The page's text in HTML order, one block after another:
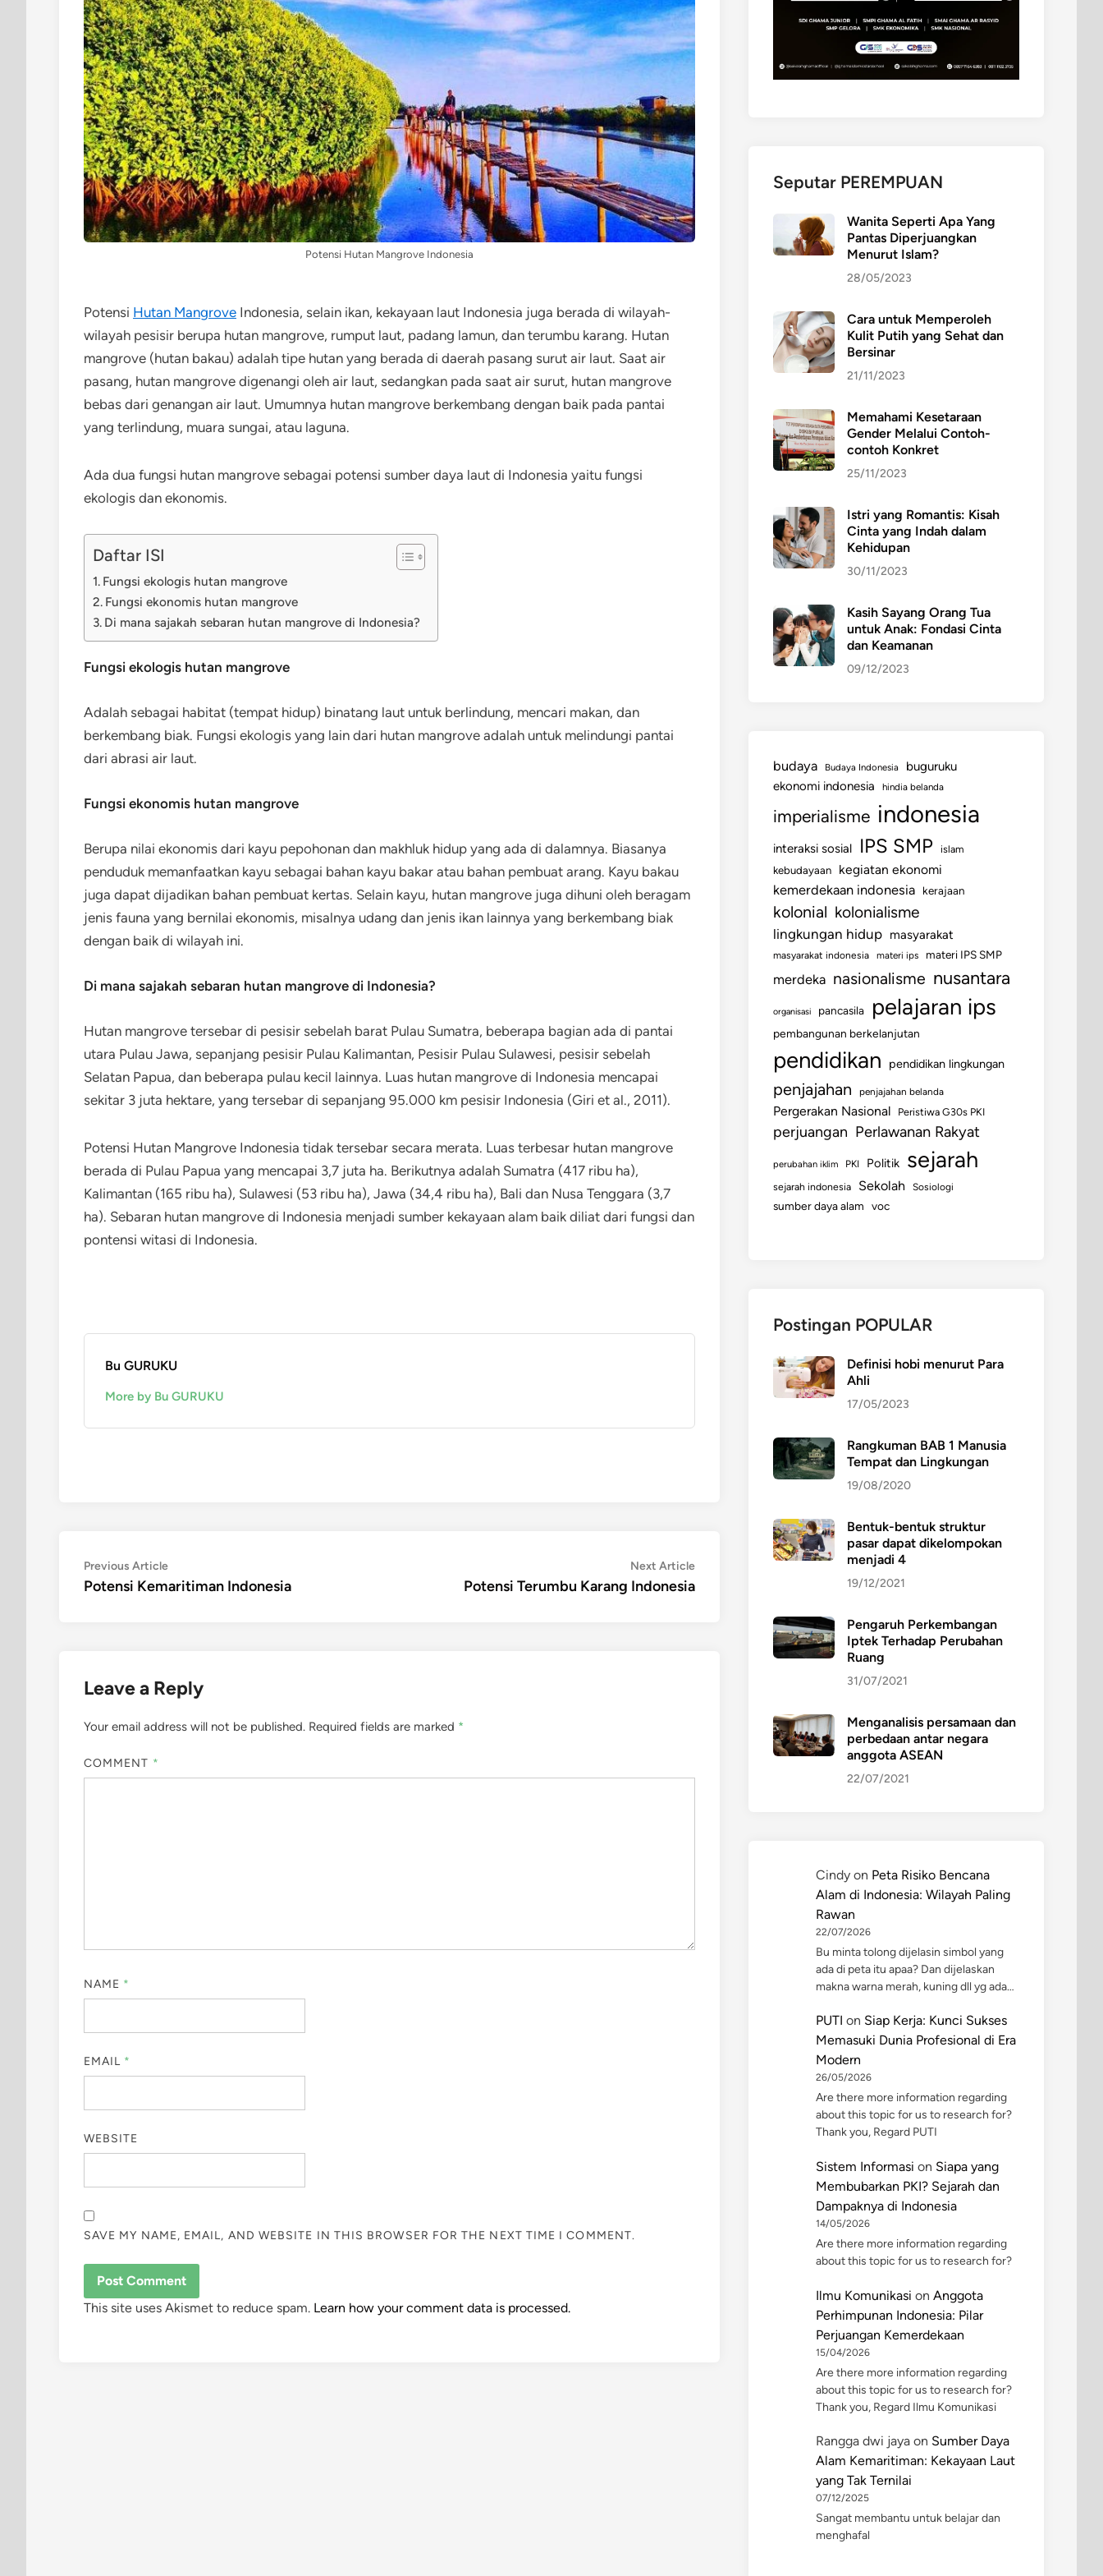
Potensi Hutan Mangrove Indonesia
Potensi Hutan Mangrove Indonesia, selain ikan, kekayaan laut Indonesia juga berada di wilayah-
wilayah pesisir berupa hutan mangrove, rumput laut, padang lamun, dan terumbu karang. Hutan
mangrove (hutan bakau) adalah tipe hutan yang berada di daerah pasang surut air laut. Saat air
pasang, hutan mangrove digenangi oleh air laut, sedangkan pada saat air surut, hutan mangrove
bebas dari genangan air laut. Umumnya hutan mangrove berkembang dengan baik pada pantai
yang terlindung, muara sungai, atau laguna.
Ada dua fungsi hutan mangrove sebagai potensi sumber daya laut di Indonesia yaitu fungsi
ekologis dan ekonomis.
Daftar ISI
Fungsi ekologis hutan mangrove
Fungsi ekonomis hutan mangrove
Di mana sajakah sebaran hutan mangrove di Indonesia?
Fungsi ekologis hutan mangrove
Adalah sebagai habitat (tempat hidup) binatang laut untuk berlindung, mencari makan, dan
berkembang biak. Fungsi ekologis yang lain dari hutan mangrove adalah untuk melindungi pantai
dari abrasi air laut.
Fungsi ekonomis hutan mangrove
Berupa nilai ekonomis dari kayu pepohonan dan makhluk hidup yang ada di dalamnya. Biasanya
penduduk memanfaatkan kayu sebagai bahan kayu bakar atau bahan pembuat arang. Kayu bakau
juga dapat dijadikan bahan pembuat kertas. Selain kayu, hutan mangrove juga dihuni oleh beragam
jenis fauna yang bernilai ekonomis, misalnya udang dan jenis ikan lainnya yang berkembang biak
dengan baik di wilayah ini.
Di mana sajakah sebaran hutan mangrove di Indonesia?
Hutan mangrove tersebar di pesisir sebelah barat Pulau Sumatra, beberapa bagian ada di pantai
utara Pulau Jawa, sepanjang pesisir Pulau Kalimantan, Pesisir Pulau Sulawesi, pesisir sebelah
Selatan Papua, dan beberapa pulau kecil lainnya. Luas hutan mangrove di Indonesia mencapai
sekitar 3 juta hektare, yang tersebar di sepanjang 95.000 km pesisir Indonesia (Giri et al., 2011).
Potensi Hutan Mangrove Indonesia tidak tersebar secara merata. Luas terbesar hutan mangrove
berada di Pulau Papua yang mencapai 3,7 juta ha. Berikutnya adalah Sumatra (417 ribu ha),
Kalimantan (165 ribu ha), Sulawesi (53 ribu ha), Jawa (34,4 ribu ha), Bali dan Nusa Tenggara (3,7
ha). Sebaran hutan mangrove di Indonesia menjadi sumber kekayaan alam baik diliat dari fungsi dan
pontensi witasi di Indonesia.
Bu GURUKU
More by Bu GURUKU
Post
navigation
Previous ArticlePrevious
article:
Potensi Kemaritiman Indonesia
Next ArticleNext
article:
Potensi Terumbu Karang Indonesia
Leave a Reply
Your email address will not be published. Required fields are marked *
COMMENT *
NAME *
EMAIL *
WEBSITE
SAVE MY NAME, EMAIL, AND WEBSITE IN THIS BROWSER FOR THE NEXT TIME I COMMENT.
This site uses Akismet to reduce spam. Learn how your comment data is processed.
Seputar PEREMPUAN
Wanita Seperti Apa Yang
Pantas Diperjuangkan
Menurut Islam?
28/05/2023
Cara untuk Memperoleh
Kulit Putih yang Sehat dan
Bersinar
21/11/2023
Memahami Kesetaraan
Gender Melalui Contoh-
contoh Konkret
25/11/2023
Istri yang Romantis: Kisah
Cinta yang Indah dalam
Kehidupan
30/11/2023
Kasih Sayang Orang Tua
untuk Anak: Fondasi Cinta
dan Keamanan
09/12/2023
budaya Budaya Indonesia
buguruku
ekonomi indonesia
hindia belanda
imperialisme indonesia
interaksi sosial IPS SMP
islam
kebudayaan
kegiatan ekonomi
kemerdekaan indonesia kerajaan
kolonial kolonialisme
lingkungan hidup masyarakat
masyarakat indonesia materi ips materi IPS SMP
merdeka nasionalisme nusantara
organisasi pancasila pelajaran ips
pembangunan berkelanjutan
pendidikan pendidikan lingkungan
penjajahan penjajahan belanda
Pergerakan Nasional Peristiwa G30s PKI
perjuangan Perlawanan Rakyat
perubahan iklim PKI Politik sejarah
sejarah indonesia Sekolah Sosiologi
sumber daya alam voc
Postingan POPULAR
Definisi hobi menurut Para
Ahli
17/05/2023
Rangkuman BAB 1 Manusia
Tempat dan Lingkungan
19/08/2020
Bentuk-bentuk struktur
pasar dapat dikelompokan
menjadi 4
19/12/2021
Pengaruh Perkembangan
Iptek Terhadap Perubahan
Ruang
31/07/2021
Menganalisis persamaan dan
perbedaan antar negara
anggota ASEAN
22/07/2021
Cindy on Peta Risiko Bencana
Alam di Indonesia: Wilayah Paling
Rawan
22/07/2026
Bu minta tolong dijelasin simbol yang
ada di peta itu apaa? Dan dijelaskan
makna warna merah, kuning dll yg ada…
PUTI on Siap Kerja: Kunci Sukses
Memasuki Dunia Profesional di Era
Modern
26/05/2026
Are there more information regarding
about this topic for us to research for?
Thank you, Regard PUTI
Sistem Informasi on Siapa yang
Membubarkan PKI? Sejarah dan
Dampaknya di Indonesia
14/05/2026
Are there more information regarding
about this topic for us to research for?
Ilmu Komunikasi on Anggota
Perhimpunan Indonesia: Pilar
Perjuangan Kemerdekaan
15/04/2026
Are there more information regarding
about this topic for us to research for?
Thank you, Regard Ilmu Komunikasi
Rangga dwi jaya on Sumber Daya
Alam Kemaritiman: Kekayaan Laut
yang Tak Ternilai
07/12/2025
Sangat membantu untuk belajar dan
menghafal